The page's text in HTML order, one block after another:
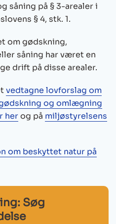
såning på § 3-arealer i
§ 4, stk. 1.
om gødskning,
såning har været en
drift på disse arealer.
vedtagne lovforslag om
og omlægning
herog på miljøstyrelsens
om beskyttet natur på
Søg